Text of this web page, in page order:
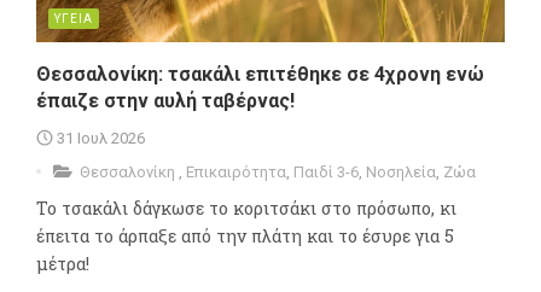
ΥΓΕΙΑ
Θεσσαλονίκη: τσακάλι επιτέθηκε σε 4χρονη ενώ
έπαιζε στην αυλή ταβέρνας!
31 Ιουλ 2026
Θεσσαλονίκη
Επικαιρότητα Παιδί 3-6 Νοσηλεία Ζώα
Το τσακάλι δάγκωσε το κοριτσάκι στο πρόσωπο, κι
έπειτα το άρπαξε από την πλάτη και το έσυρε για 5
μέτρα!